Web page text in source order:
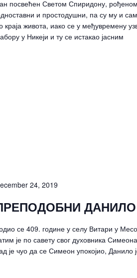
посвећен Светом Спиридону,
и простодушни, па су му и
краја живота, иако се у међувремену
у Никеји и ту се истакао јасним
24, 2019
се 409. године у селу Витари у
је по савету свог духовника
је чуо да се Симеон упокојио,